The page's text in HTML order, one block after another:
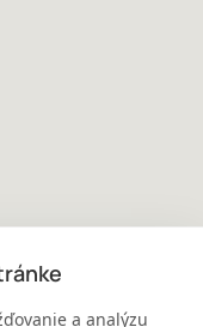
a analýzu